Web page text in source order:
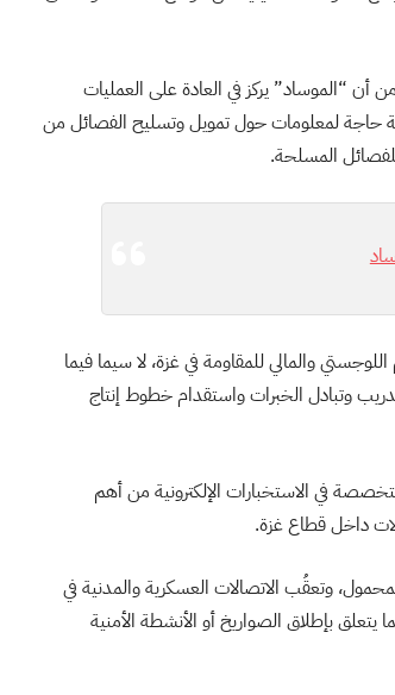
أن “الموساد” يركز في العادة على العمليات
ثمة حاجة لمعلومات حول تمويل وتسليح الفصائل من
المسلحة.
والمالي للمقاومة في غزة، لا سيما فيما
وتبادل الخبرات واستقدام خطوط إنتاج
في الاستخبارات الإلكترونية من أهم
داخل قطاع غزة.
المحمول، وتعقُب الاتصالات العسكرية والمدنية في
بإطلاق الصواريخ أو الأنشطة الأمنية